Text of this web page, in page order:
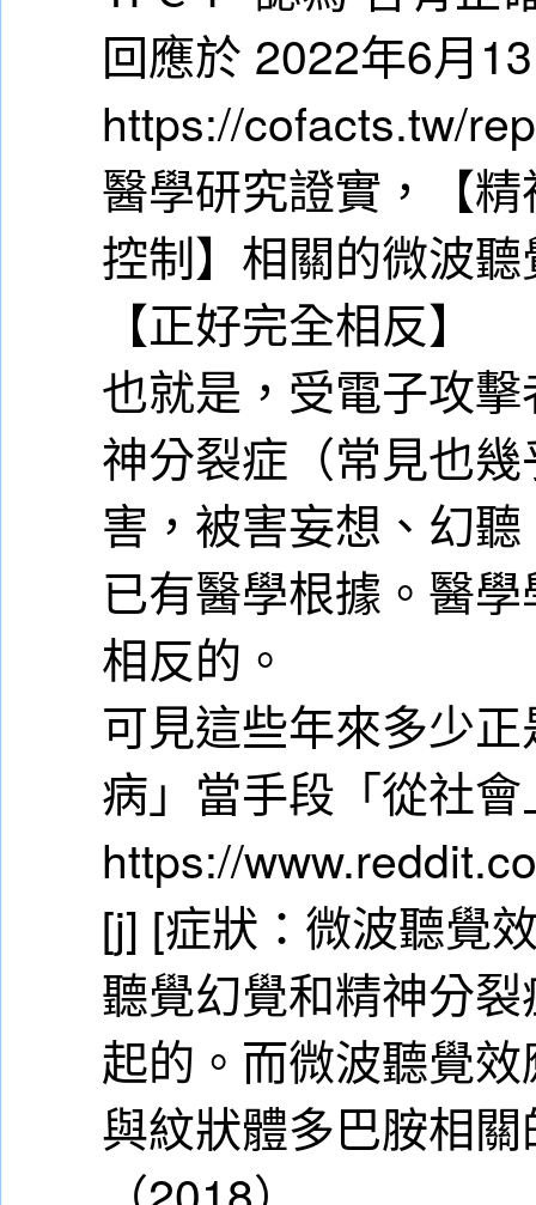
回應於 2022年6月
https://cofacts.tw/
醫學研究證實，【
控制】相關的微波
【正好完全相反】
也就是，受電子攻
神分裂症（常見也
害，被害妄想、幻
已有醫學根據。醫
相反的。
可見這些年來多少
病」當手段「從社
https://
[j] [症狀：微波聽覺
聽覺幻覺和精神分
起的。而微波聽覺
與紋狀體多巴胺相